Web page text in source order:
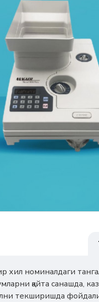
хил номиналдаги
қайта санашда,
текширишда